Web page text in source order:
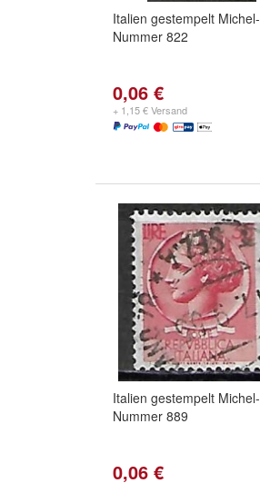
Italien gestempelt Michel-
Nummer 822
0,06 €
+ 1,15 € Versand
Italien gestempelt Michel-
Nummer 889
0,06 €